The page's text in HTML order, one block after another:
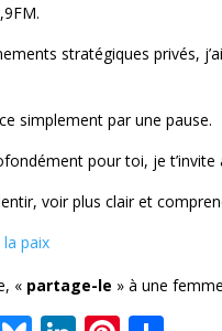
stratégiques privés,
simplement par une pause.
pour toi, je t’invite
voir plus clair et
la paix
« partage-le » à une